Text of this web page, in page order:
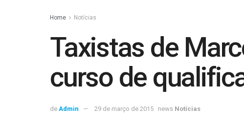
Home Notícias
Taxistas de
curso de
de Admin 29 de março de 2015 news Notícias